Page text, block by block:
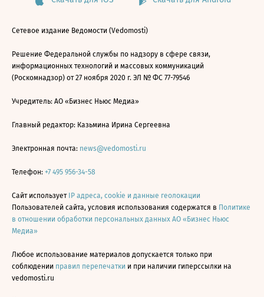
Сетевое издание Ведомости (Vedomosti)
Решение Федеральной службы по надзору в сфере связи,
информационных технологий и массовых коммуникаций
(Роскомнадзор) от 27 ноября 2020 г. ЭЛ № ФС 77-79546
Учредитель: АО «Бизнес Ньюс Медиа»
Главный редактор: Казьмина Ирина Сергеевна
Электронная почта: news@vedomosti.ru
Телефон: +7 495 956-34-58
Сайт использует IP адреса, cookie и данные геолокации
Пользователей сайта, условия использования содержатся в Политике
в отношении обработки персональных данных АО «Бизнес Ньюс
Медиа»
Любое использование материалов допускается только при
соблюдении правил перепечатки и при наличии гиперссылки на
vedomosti.ru